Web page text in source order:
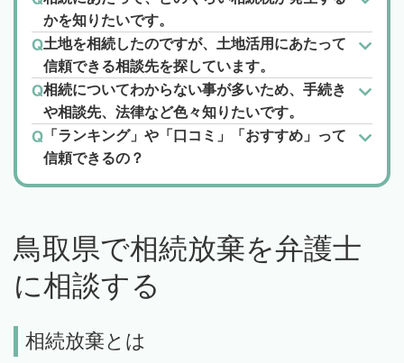
かを知りたいです。
土地を相続したのですが、土地活用にあたって
信頼できる相談先を探しています。
相続についてわからない事が多いため、手続き
や相談先、法律など色々知りたいです。
「ランキング」や「口コミ」「おすすめ」って
信頼できるの？
鳥取県で相続放棄を弁護士
に相談する
相続放棄とは